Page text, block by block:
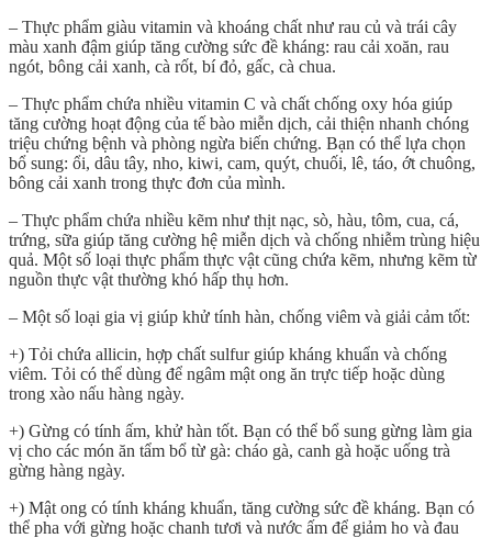
– Thực phẩm giàu vitamin và khoáng chất như rau củ và trái cây
màu xanh đậm giúp tăng cường sức đề kháng: rau cải xoăn, rau
ngót, bông cải xanh, cà rốt, bí đỏ, gấc, cà chua.
– Thực phẩm chứa nhiều vitamin C và chất chống oxy hóa giúp
tăng cường hoạt động của tế bào miễn dịch, cải thiện nhanh chóng
triệu chứng bệnh và phòng ngừa biến chứng. Bạn có thể lựa chọn
bổ sung: ổi, dâu tây, nho, kiwi, cam, quýt, chuối, lê, táo, ớt chuông,
bông cải xanh trong thực đơn của mình.
– Thực phẩm chứa nhiều kẽm như thịt nạc, sò, hàu, tôm, cua, cá,
trứng, sữa giúp tăng cường hệ miễn dịch và chống nhiễm trùng hiệu
quả. Một số loại thực phẩm thực vật cũng chứa kẽm, nhưng kẽm từ
nguồn thực vật thường khó hấp thụ hơn.
– Một số loại gia vị giúp khử tính hàn, chống viêm và giải cảm tốt:
+) Tỏi chứa allicin, hợp chất sulfur giúp kháng khuẩn và chống
viêm. Tỏi có thể dùng để ngâm mật ong ăn trực tiếp hoặc dùng
trong xào nấu hàng ngày.
+) Gừng có tính ấm, khử hàn tốt. Bạn có thể bổ sung gừng làm gia
vị cho các món ăn tẩm bổ từ gà: cháo gà, canh gà hoặc uống trà
gừng hàng ngày.
+) Mật ong có tính kháng khuẩn, tăng cường sức đề kháng. Bạn có
thể pha với gừng hoặc chanh tươi và nước ấm để giảm ho và đau